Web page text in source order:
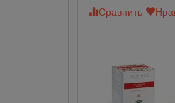
Сравнить